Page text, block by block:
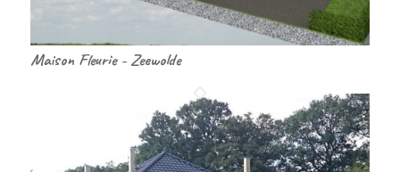
Maison Fleurie - Zeewolde